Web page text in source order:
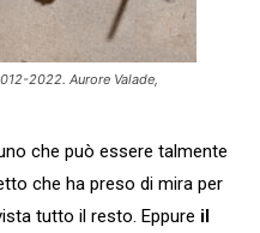
2022. Aurore Valade,
che può essere talmente
che ha preso di mira per
tutto il resto. Eppure il